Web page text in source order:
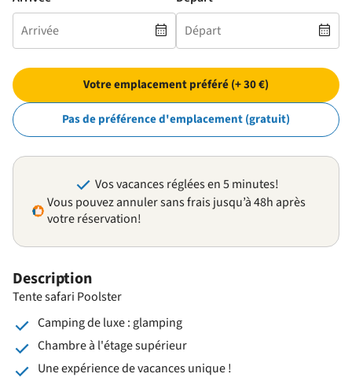
Description
Tente safari Poolster
Camping de luxe : glamping
Chambre à l'étage supérieur
Une expérience de vacances unique !
Votre emplacement préféré (+ 30 €)
Pas de préférence d'emplacement (gratuit)
Vos vacances réglées en 5 minutes!
Vous pouvez annuler sans frais jusqu’à 48h après
votre réservation!